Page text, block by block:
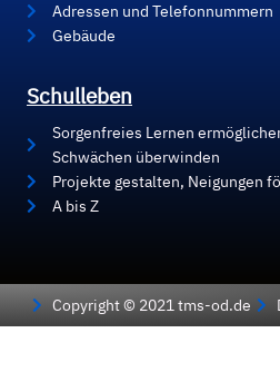
Adressen und Telefonnummern
Gebäude
Schulleben
Sorgenfreies Lernen
Schwächen überwinden
Projekte gestalten, Neigungen
A bis Z
Copyright © 2021 tms-od.de